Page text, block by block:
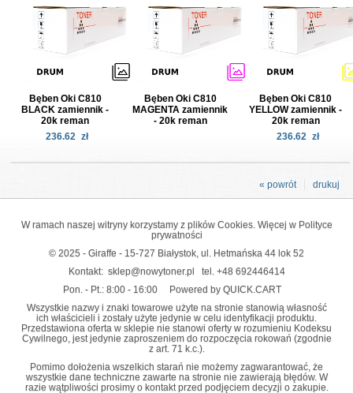
Bęben Oki C810
BLACK zamiennik -
20k reman
236.62 zł
Bęben Oki C810
MAGENTA zamiennik
- 20k reman
Bęben Oki C810
YELLOW zamiennik -
20k reman
236.62 zł
drukuj
« powrót
W ramach naszej witryny korzystamy z plików Cookies. Więcej w Polityce
prywatności
© 2025 - Giraffe - 15-727 Białystok, ul. Hetmańska 44 lok 52
Kontakt: sklep@nowytoner.pl tel. +48 692446414
Pon. - Pt.: 8:00 - 16:00
Powered by QUICK.CART
Wszystkie nazwy i znaki towarowe użyte na stronie stanowią własność
ich właścicieli i zostały użyte jedynie w celu identyfikacji produktu.
Przedstawiona oferta w sklepie nie stanowi oferty w rozumieniu Kodeksu
Cywilnego, jest jedynie zaproszeniem do rozpoczęcia rokowań (zgodnie
z art. 71 k.c.).
Pomimo dołożenia wszelkich starań nie możemy zagwarantować, że
wszystkie dane techniczne zawarte na stronie nie zawierają błędów. W
razie wątpliwości prosimy o kontakt przed podjęciem decyzji o zakupie.